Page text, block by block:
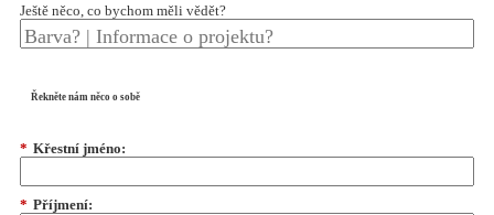
Ještě něco, co bychom měli vědět?
Řekněte nám něco o sobě
* Křestní jméno:
* Příjmení: